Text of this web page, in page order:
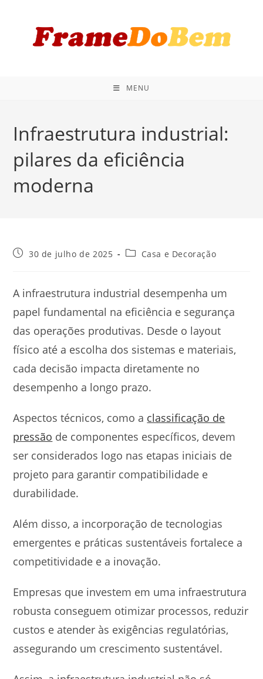
MENU
Infraestrutura industrial:
pilares da eficiência
moderna
Post30 de julho de 2025
Categoria
Casa e Decoração
A infraestrutura industrial desempenha um
papel fundamental na eficiência e segurança
das operações produtivas. Desde o layout
físico até a escolha dos sistemas e materiais,
cada decisão impacta diretamente no
desempenho a longo prazo.
Aspectos técnicos, como a classificação de
pressão de componentes específicos, devem
ser considerados logo nas etapas iniciais de
projeto para garantir compatibilidade e
durabilidade.
Além disso, a incorporação de tecnologias
emergentes e práticas sustentáveis fortalece a
competitividade e a inovação.
Empresas que investem em uma infraestrutura
robusta conseguem otimizar processos, reduzir
custos e atender às exigências regulatórias,
assegurando um crescimento sustentável.